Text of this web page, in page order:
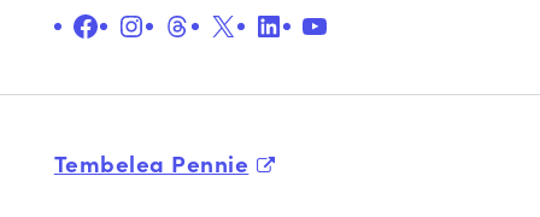
Facebook
Instagram
Nyuzi
X LinkedInYoutube
Tembelea Pennie